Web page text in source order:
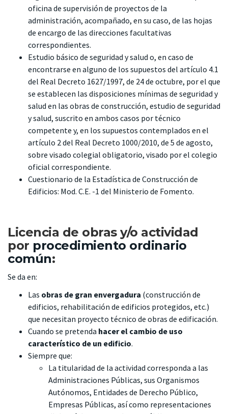
oficina de supervisión de proyectos de la
administración, acompañado, en su caso, de las hojas
de encargo de las direcciones facultativas
correspondientes.
Estudio básico de seguridad y salud o, en caso de
encontrarse en alguno de los supuestos del artículo 4.1
del Real Decreto 1627/1997, de 24 de octubre, por el que
se establecen las disposiciones mínimas de seguridad y
salud en las obras de construcción, estudio de seguridad
y salud, suscrito en ambos casos por técnico
competente y, en los supuestos contemplados en el
artículo 2 del Real Decreto 1000/2010, de 5 de agosto,
sobre visado colegial obligatorio, visado por el colegio
oficial correspondiente.
Cuestionario de la Estadística de Construcción de
Edificios: Mod. C.E. -1 del Ministerio de Fomento.
Licencia de obras y/o actividad
por procedimiento ordinario
común:
Se da en:
Las obras de gran envergadura (construcción de
edificios, rehabilitación de edificios protegidos, etc.)
que necesitan proyecto técnico de obras de edificación.
Cuando se pretenda hacer el cambio de uso
característico de un edificio.
Siempre que:
La titularidad de la actividad corresponda a las
Administraciones Públicas, sus Organismos
Autónomos, Entidades de Derecho Público,
Empresas Públicas, así como representaciones